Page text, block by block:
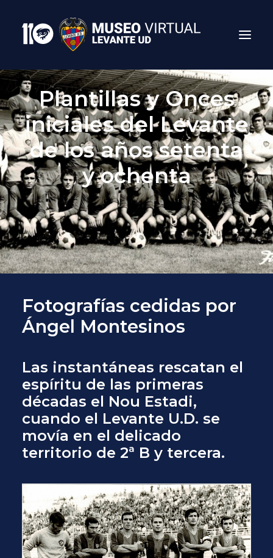
Search
Plantillas y Onces
iniciales del Levante
de los años setenta
y ochenta
Fotografías cedidas por
Ángel Montesinos
Las instantáneas rescatan el
espíritu de las primeras
décadas el Nou Estadi,
cuando el Levante U.D. se
movía en el delicado
territorio de 2ª B y tercera.